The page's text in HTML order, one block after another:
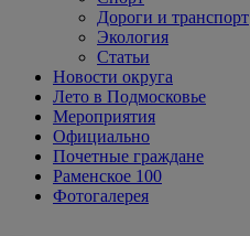
Дороги и транспорт
Экология
Статьи
Новости округа
Лето в Подмосковье
Мероприятия
Официально
Почетные граждане
Раменское 100
Фотогалерея